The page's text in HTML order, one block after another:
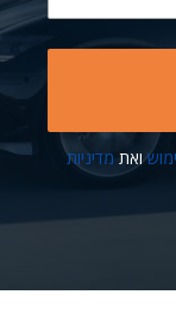
ואת מדיניות